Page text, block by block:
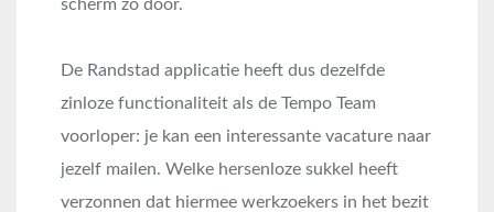
scherm zo door.
De Randstad applicatie heeft dus dezelfde
zinloze functionaliteit als de Tempo Team
voorloper: je kan een interessante vacature naar
jezelf mailen. Welke hersenloze sukkel heeft
verzonnen dat hiermee werkzoekers in het bezit